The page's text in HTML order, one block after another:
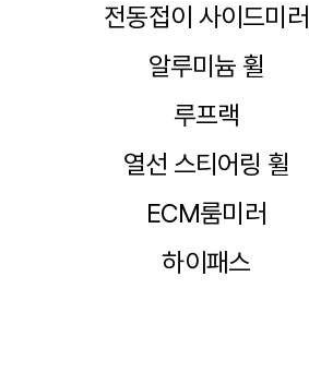
전동접이 사이드미러
알루미늄 휠
루프랙
열선 스티어링 휠
ECM룸미러
하이패스